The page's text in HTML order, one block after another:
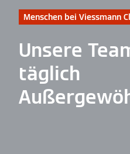
Menschen bei Viessmann
Unsere
täglich